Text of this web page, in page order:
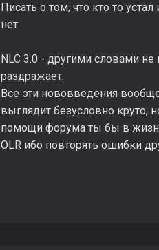
Писать о том, что кто то
нет.
NLC 3.0 - другими словами
раздражает.
Все эти нововведения
выглядит безусловно круто,
помощи форума ты бы в
OLR ибо повторять ошибки